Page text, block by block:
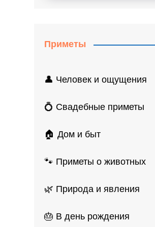
Приметы
👤 Человек и ощущения
💍 Свадебные приметы
🏠 Дом и быт
🐾 Приметы о животных
🌿 Природа и явления
🎂 В день рождения